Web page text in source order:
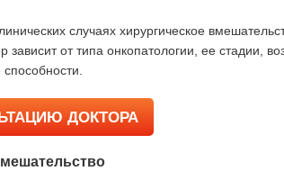
случаях хирургическое
от типа онкопатологии, ее стадии,
ДОКТОРА